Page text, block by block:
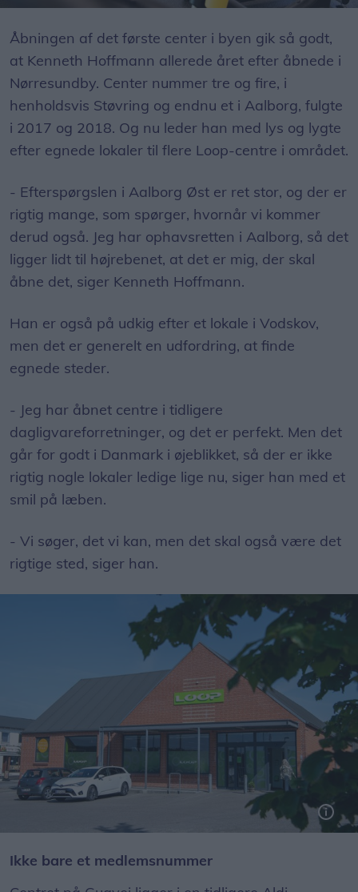
Åbningen af det første center i byen gik så godt,
at Kenneth Hoffmann allerede året efter åbnede i
Nørresundby. Center nummer tre og fire, i
henholdsvis Støvring og endnu et i Aalborg, fulgte
i 2017 og 2018. Og nu leder han med lys og lygte
efter egnede lokaler til flere Loop-centre i området.
- Efterspørgslen i Aalborg Øst er ret stor, og der er
rigtig mange, som spørger, hvornår vi kommer
derud også. Jeg har ophavsretten i Aalborg, så det
ligger lidt til højrebenet, at det er mig, der skal
åbne det, siger Kenneth Hoffmann.
Han er også på udkig efter et lokale i Vodskov,
men det er generelt en udfordring, at finde
egnede steder.
- Jeg har åbnet centre i tidligere
dagligvareforretninger, og det er perfekt. Men det
går for godt i Danmark i øjeblikket, så der er ikke
rigtig nogle lokaler ledige lige nu, siger han med et
smil på læben.
- Vi søger, det vi kan, men det skal også være det
rigtige sted, siger han.
Ikke bare et medlemsnummer